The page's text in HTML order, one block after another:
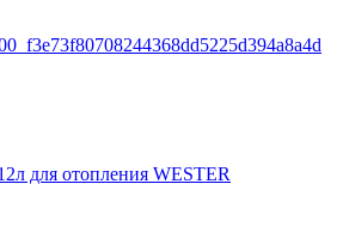
для отопления WESTER